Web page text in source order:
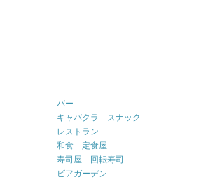
バー
キャバクラ スナック
レストラン
和食 定食屋
寿司屋 回転寿司
ビアガーデン